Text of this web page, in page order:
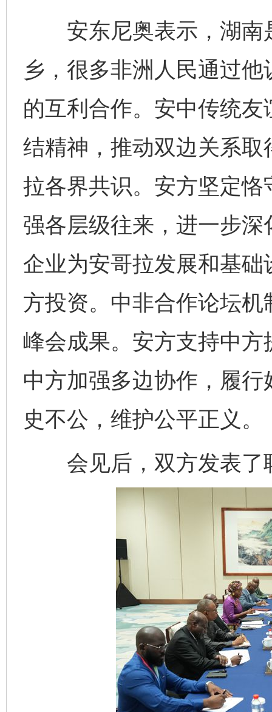
安东尼奥表示，湖南
乡，很多非洲人民通过
的互利合作。安中传统
结精神，推动双边关系
拉各界共识。安方坚定
强各层级往来，进一步
企业为安哥拉发展和基
方投资。中非合作论坛
峰会成果。安方支持中
中方加强多边协作，履
史不公，维护公平正义。
会见后，双方发表了
网上购药对药下症？